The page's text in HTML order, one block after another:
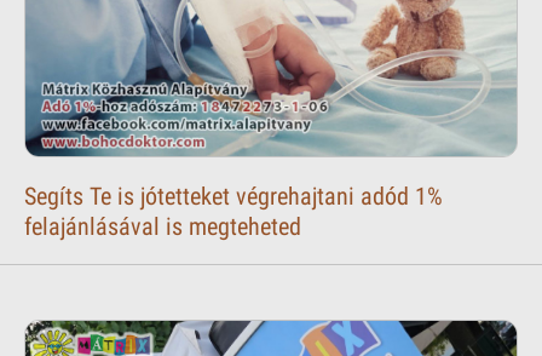
Segíts Te is jótetteket végrehajtani adód 1%
felajánlásával is megteheted